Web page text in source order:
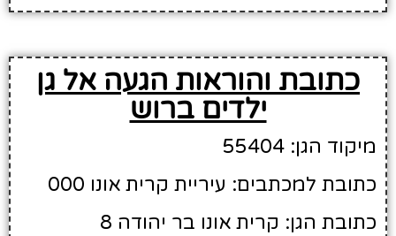
כתובת והוראות הגעה אל גן
ילדים ברוש
מיקוד הגן: 55404
כתובת למכתבים: עיריית קרית אונו 000
כתובת הגן: קרית אונו בר יהודה 8